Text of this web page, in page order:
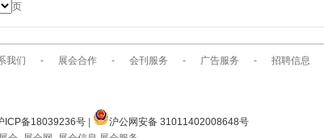
页
我们 - 展会合作 - 会刊服务 - 广告服务 - 招聘信息
ICP备18039236号
沪公网安备 31011402008648号